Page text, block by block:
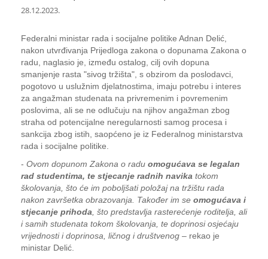
28.12.2023.
Federalni ministar rada i socijalne politike Adnan Delić,
nakon utvrđivanja Prijedloga zakona o dopunama Zakona o
radu, naglasio je, između ostalog, cilj ovih dopuna
smanjenje rasta "sivog tržišta", s obzirom da poslodavci,
pogotovo u uslužnim djelatnostima, imaju potrebu i interes
za angažman studenata na privremenim i povremenim
poslovima, ali se ne odlučuju na njihov angažman zbog
straha od potencijalne neregularnosti samog procesa i
sankcija zbog istih, saopćeno je iz Federalnog ministarstva
rada i socijalne politike.
- Ovom dopunom Zakona o radu omogućava se legalan
rad studentima, te stjecanje radnih navika tokom
školovanja, što će im poboljšati položaj na tržištu rada
nakon završetka obrazovanja. Također im se omogućava i
stjecanje prihoda , što predstavlja rasterećenje roditelja, ali
i samih studenata tokom školovanja, te doprinosi osjećaju
vrijednosti i doprinosa, ličnog i društvenog – rekao je
ministar Delić.